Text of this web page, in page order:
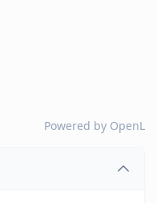
Powered by OpenL